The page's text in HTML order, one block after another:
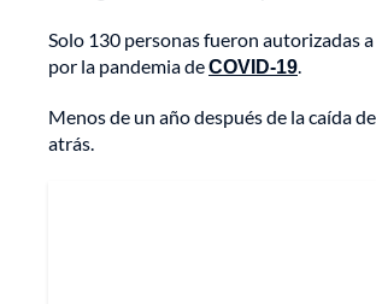
Solo 130 personas fueron autorizadas
por la pandemia deCOVID-19.
Menos de un año después de la caída
atrás.